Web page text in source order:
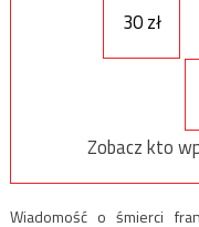
30 zł
Zobacz kto
Wiadomość o śmierci